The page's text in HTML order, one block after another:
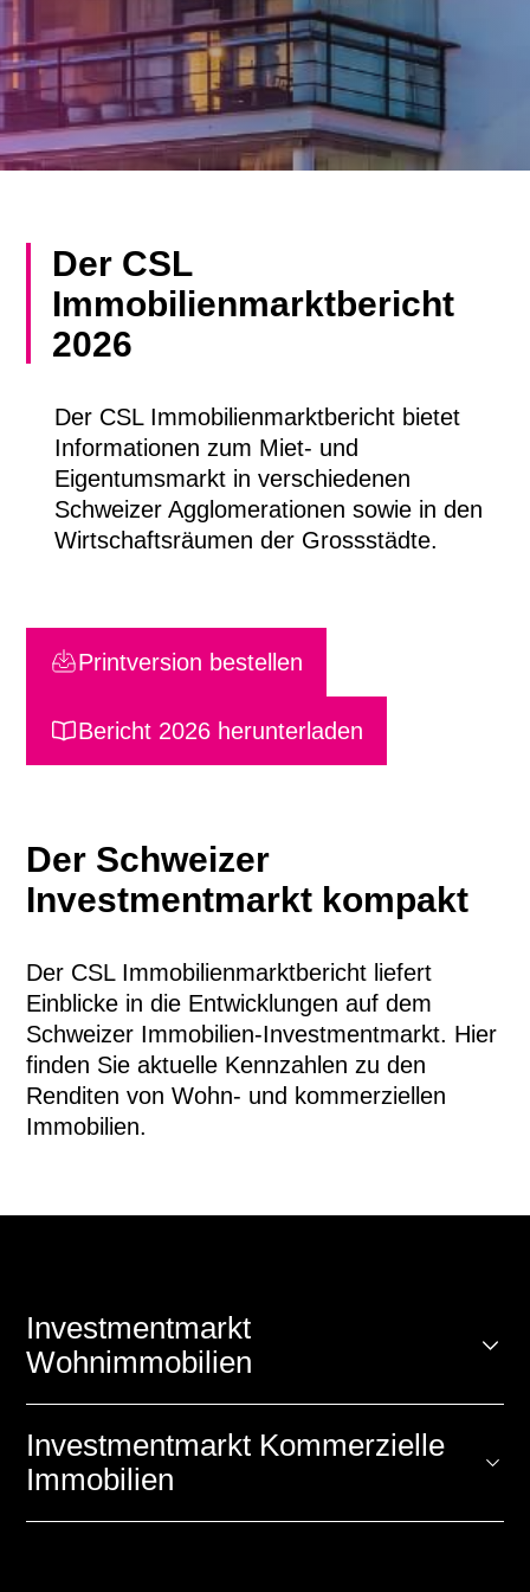
Der CSL
Immobilienmarktbericht
2026
Der CSL Immobilienmarktbericht bietet
Informationen zum Miet- und
Eigentumsmarkt in verschiedenen
Schweizer Agglomerationen sowie in den
Wirtschaftsräumen der Grossstädte.
Printversion bestellen
Bericht 2026 herunterladen
Der Schweizer
Investmentmarkt kompakt
Der CSL Immobilienmarktbericht liefert
Einblicke in die Entwicklungen auf dem
Schweizer Immobilien-Investmentmarkt. Hier
finden Sie aktuelle Kennzahlen zu den
Renditen von Wohn- und kommerziellen
Immobilien.
Investmentmarkt
Wohnimmobilien
Investmentmarkt Kommerzielle
Immobilien